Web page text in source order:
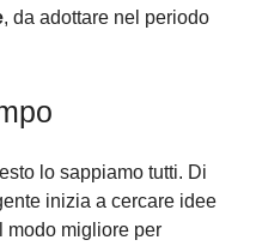
, da adottare nel periodo
lo sappiamo tutti. Di
inizia a cercare idee
modo migliore per